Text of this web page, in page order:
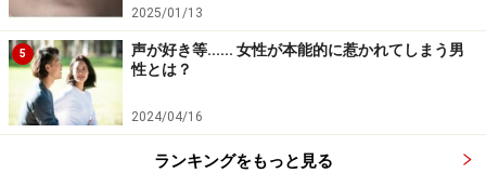
2025/01/13
5
声が好き等...... 女性が本能的に惹かれてしまう男
性とは？
2024/04/16
ランキングをもっと見る